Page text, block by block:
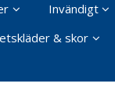
Invändigt
& skor